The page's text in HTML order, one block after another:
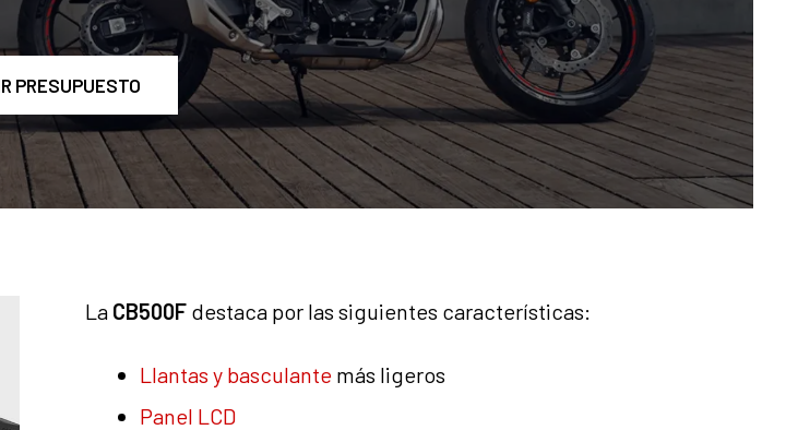
PRESUPUESTO
La CB500F destaca por las siguientes características:
Llantas y basculante más ligeros
Panel LCD